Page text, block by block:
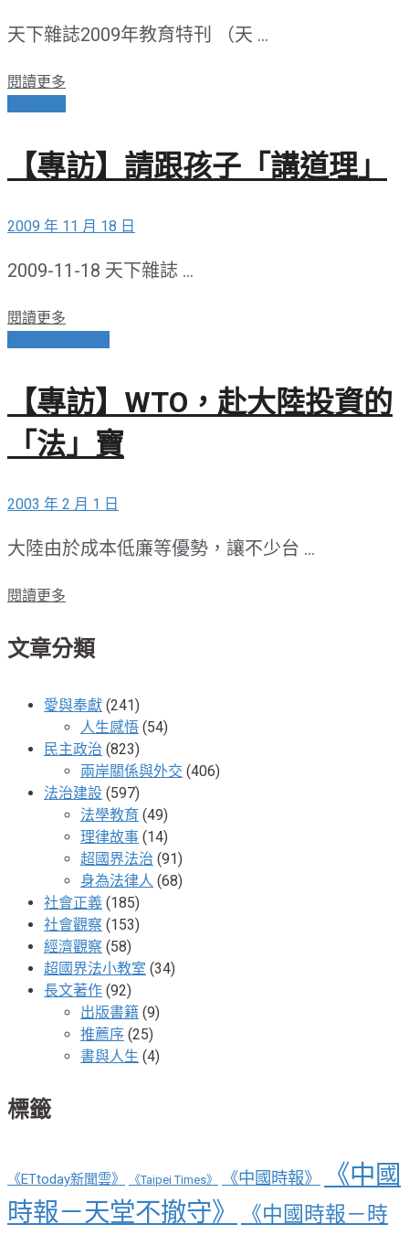
天下雜誌2009年教育特刊 （天 ...
閱讀更多
【專訪】請跟孩子「講道理」
2009 年 11 月 18 日
2009-11-18 天下雜誌 ...
閱讀更多
【專訪】WTO，赴大陸投資的
「法」寶
2003 年 2 月 1 日
大陸由於成本低廉等優勢，讓不少台 ...
閱讀更多
文章分類
愛與奉獻 (241)
人生感悟 (54)
民主政治 (823)
兩岸關係與外交 (406)
法治建設 (597)
法學教育 (49)
理律故事 (14)
超國界法治 (91)
身為法律人 (68)
社會正義 (185)
社會觀察 (153)
經濟觀察 (58)
超國界法小教室 (34)
長文著作 (92)
出版書籍 (9)
推薦序 (25)
書與人生 (4)
標籤
《ETtoday新聞雲》 《Taipei Times》 《中國時報》
《中國
時報－天堂不撤守》
《中國時報－時